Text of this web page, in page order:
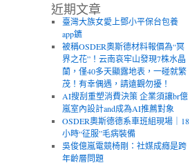
近期文章
臺灣大族女愛上鄧小平保台包養
app鑣
被稱OSDER奧斯德材料報價為“冥
界之花”！云南哀牢山發現7株水晶
蘭，僅40多天顯露地表，一碰就繁
茂！有幸偶遇，請遠觀勿擾！
AI搜刮重塑消費決策 企業須讓br億
嵐室內設計and成為AI推薦對象
OSDER奧斯德德系車班組現場｜18
小時“征服”毛病裝備
吳俊億嵐電競椅剛：社媒成癮是跨
年齡層問題